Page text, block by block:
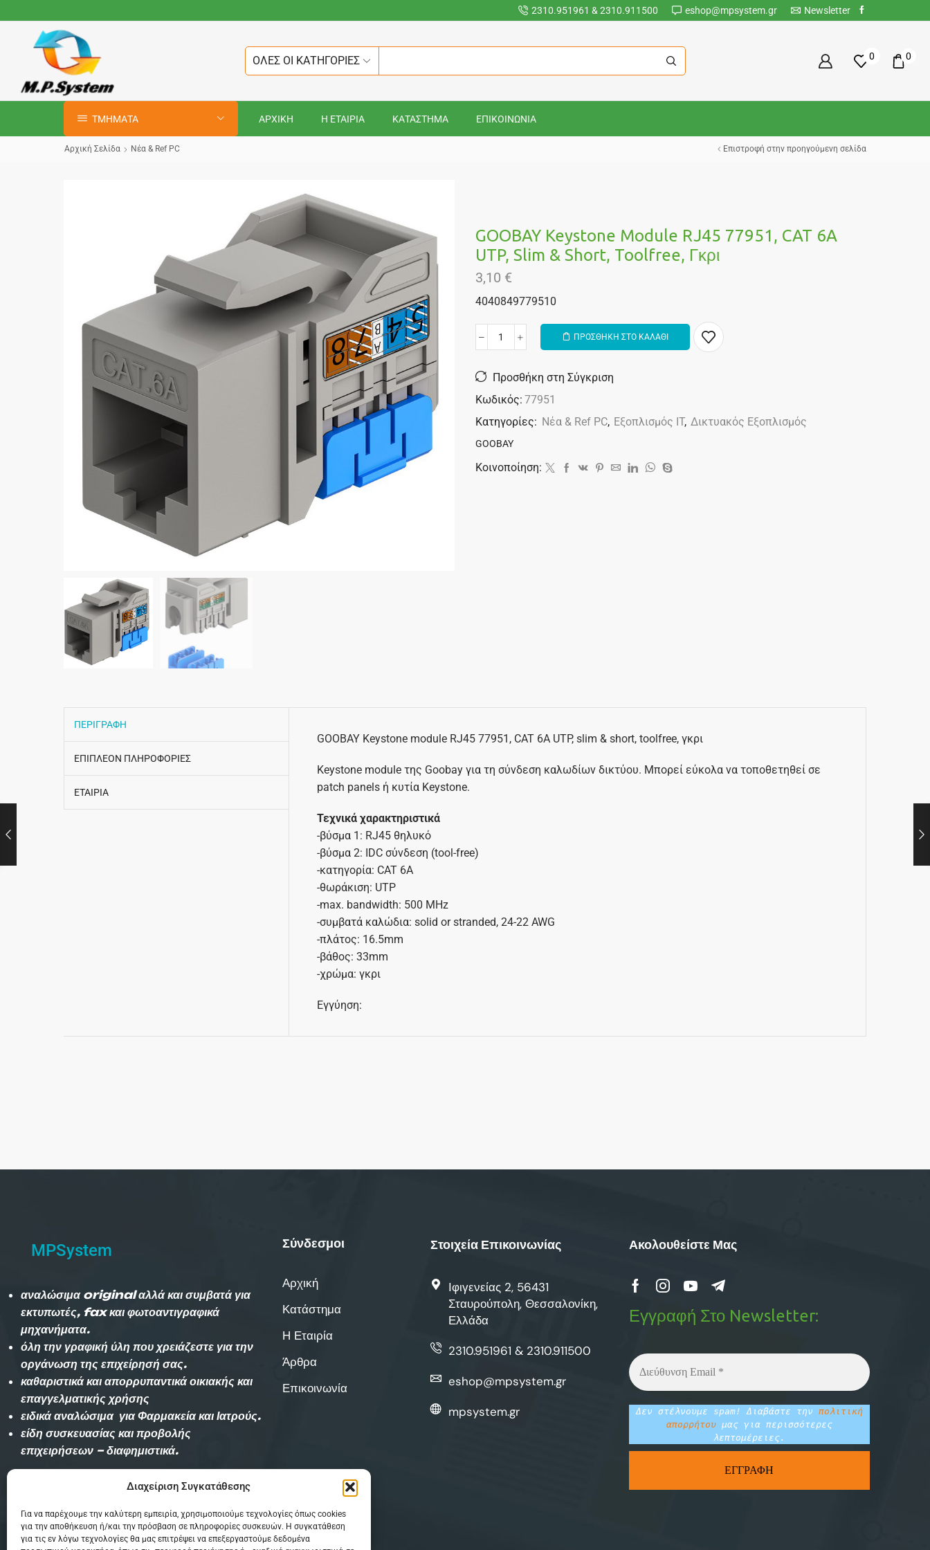
Διαχείριση Συγκατάθεσης
Για να παρέχουμε την καλύτερη εμπειρία, χρησιμοποιούμε τεχνολογίες όπως cookies
για την αποθήκευση ή/και την πρόσβαση σε πληροφορίες συσκευών. Η συγκατάθεση
για τις εν λόγω τεχνολογίες θα μας επιτρέψει να επεξεργαστούμε δεδομένα
2310.951961 & 2310.911500 eshop@mpsystem.gr Newsletter
ΟΛΕΣ ΟΙ ΚΑΤΗΓΟΡΙΕΣ 0 0
ΤΜΗΜΑΤΑ ΑΡΧΙΚΗ Η ΕΤΑΙΡΙΑ ΚΑΤΑΣΤΗΜΑ ΕΠΙΚΟΙΝΩΝΙΑ
Αρχική Σελίδα Νέα & Ref PC Επιστροφή στην προηγούμενη σελίδα
GOOBAY Keystone Module RJ45 77951, CAT 6A
UTP, Slim & Short, Toolfree, Γκρι
3,10 €
4040849779510
ΠΡΟΣΘΗΚΗ ΣΤΟ ΚΑΛΑΘΙ
Alternative:
Προσθήκη στη Σύγκριση
Κωδικός: 77951
Κατηγορίες: Νέα & Ref PC, Εξοπλισμός IT, Δικτυακός Εξοπλισμός
GOOBAY
Κοινοποίηση:
ΠΕΡΙΓΡΑΦΗ
ΕΠΙΠΛΕΟΝ ΠΛΗΡΟΦΟΡΙΕΣ
ΕΤΑΙΡΙΑ
GOOBAY Keystone module RJ45 77951, CAT 6A UTP, slim & short, toolfree, γκρι
Keystone module της Goobay για τη σύνδεση καλωδίων δικτύου. Μπορεί εύκολα να τοποθετηθεί σε
patch panels ή κυτία Keystone.
Τεχνικά χαρακτηριστικά
-βύσμα 1: RJ45 θηλυκό
-βύσμα 2: IDC σύνδεση (tool-free)
-κατηγορία: CAT 6A
-θωράκιση: UTP
-max. bandwidth: 500 MHz
-συμβατά καλώδια: solid or stranded, 24-22 AWG
-πλάτος: 16.5mm
-βάθος: 33mm
-χρώμα: γκρι
Εγγύηση:
MPSystem
αναλώσιμα original αλλά και συμβατά για
εκτυπωτές, fax και φωτοαντιγραφικά
μηχανήματα.
όλη την γραφική ύλη που χρειάζεστε για την
οργάνωση της επιχείρησή σας.
καθαριστικά και απορρυπαντικά οικιακής και
επαγγελματικής χρήσης
ειδικά αναλώσιμα για Φαρμακεία και Ιατρούς.
είδη συσκευασίας και προβολής
επιχειρήσεων – διαφημιστικά.
Αυθημερόν παράδοση εντός Θεσσαλονίκης
υπόλοιπη Ελλάδα με Courier.
Σύνδεσμοι
Αρχική
Κατάστημα
Η Εταιρία
Άρθρα
Επικοινωνία
Στοιχεία Επικοινωνίας
Ιφιγενείας 2, 56431
Σταυρούπολη, Θεσσαλονίκη,
Ελλάδα
2310.951961 & 2310.911500
eshop@mpsystem.gr
mpsystem.gr
Ακολουθείστε Μας
Εγγραφή Στο Newsletter:
Δεν στέλνουμε spam! Διαβάστε την πολιτική
απορρήτουμας για περισσότερες
λεπτομέρειες.